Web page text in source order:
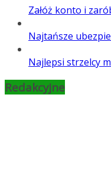
Załóż konto i
Najtańsze
Najlepsi strzelcy
Redakcyjne